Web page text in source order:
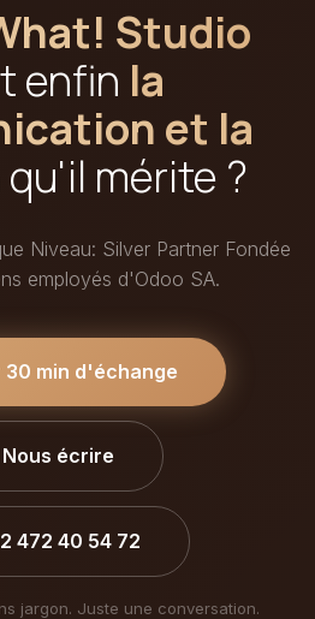
Studio
enfin la
et la
qu'il mérite ?
Niveau: Silver Partner Fondée
employés d'Odoo SA.
30 min d'échange
Nous écrire
472 40 54 72
jargon. Juste une conversation.